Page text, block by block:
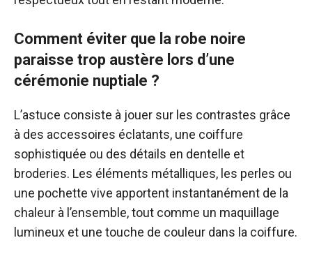
Comment éviter que la robe noire
paraisse trop austère lors d’une
cérémonie nuptiale ?
L’astuce consiste à jouer sur les contrastes grâce
à des accessoires éclatants, une coiffure
sophistiquée ou des détails en dentelle et
broderies. Les éléments métalliques, les perles ou
une pochette vive apportent instantanément de la
chaleur à l’ensemble, tout comme un maquillage
lumineux et une touche de couleur dans la coiffure.